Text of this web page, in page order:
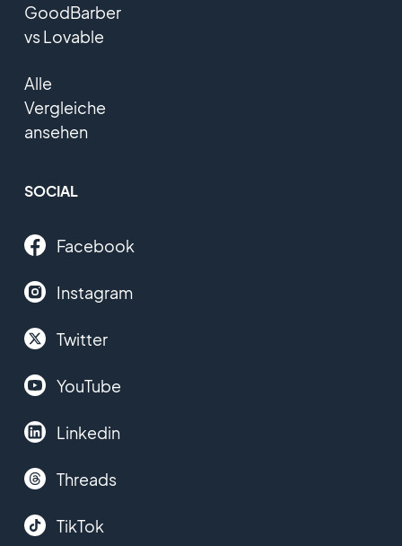
GoodBarber
vs Lovable
Alle
Vergleiche
ansehen
SOCIAL
Facebook
Instagram
Twitter
YouTube
Linkedin
Threads
TikTok